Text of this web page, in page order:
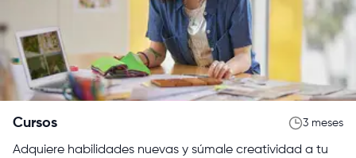
Cursos 3 meses
Adquiere habilidades nuevas y súmale creatividad a tu